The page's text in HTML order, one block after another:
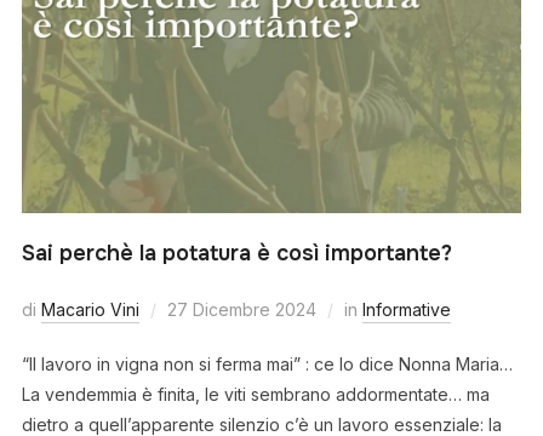
Sai perchè la potatura è così importante?
di Macario Vini 27 Dicembre 2024 in Informative
“Il lavoro in vigna non si ferma mai” : ce lo dice Nonna Maria…
La vendemmia è finita, le viti sembrano addormentate… ma
dietro a quell’apparente silenzio c’è un lavoro essenziale: la